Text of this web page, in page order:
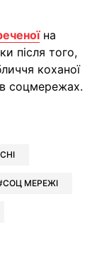
на
після того,
коханої
соцмережах.
у Messenger
у LinkedIn
СОЦ МЕРЕЖІ